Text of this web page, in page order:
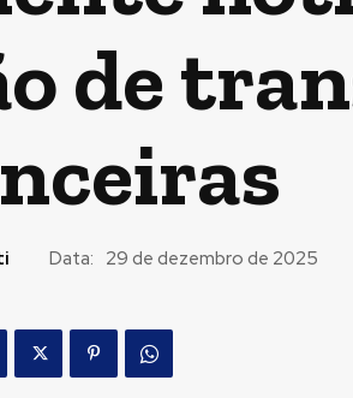
de
Data: 29 de dezembro de 2025